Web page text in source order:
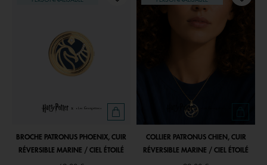
BROCHE PATRONUS PHOENIX, CUIR
RÉVERSIBLE MARINE / CIEL ÉTOILÉ
COLLIER PATRONUS CHIEN, CUIR
RÉVERSIBLE MARINE / CIEL ÉTOILÉ